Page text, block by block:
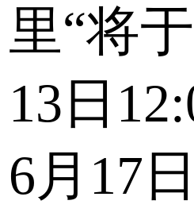
里“将
13日
6月17